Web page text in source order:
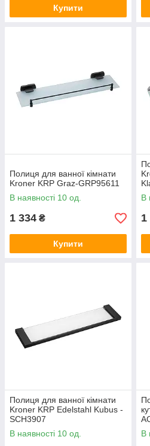
Купити
Полиця для ванної кімнати
Kroner KRP Graz-GRP95611
В наявності 10 од.
1 334 ₴
Купити
В
1
Полиця для ванної кімнати
Kroner KRP Edelstahl Kubus -
SCH3907
В наявності 10 од.
В